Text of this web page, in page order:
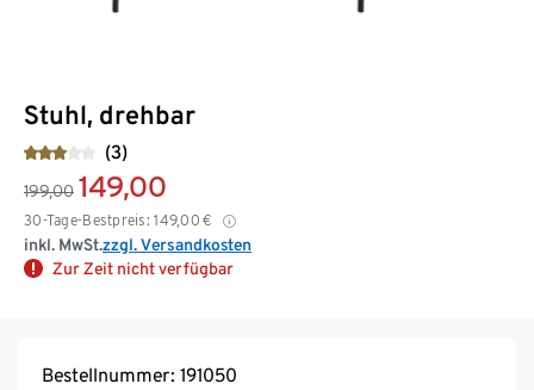
Stuhl, drehbar
(3)
199,00 149,00
30-Tage-Bestpreis: 149,00 €
inkl. MwSt.zzgl. Versandkosten
Zur Zeit nicht verfügbar
Bestellnummer: 191050